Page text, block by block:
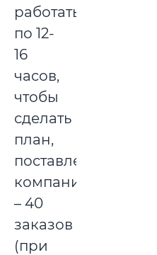
работать
по 12-
16
часов,
чтобы
сделать
план,
поставленный
компанией
– 40
заказов
(при